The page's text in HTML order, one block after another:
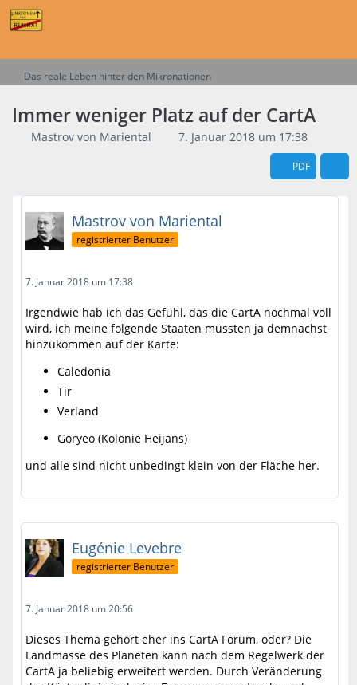
Das reale Leben hinter den Mikronationen
Immer weniger Platz auf der CartA
Mastrov von Mariental 7. Januar 2018 um 17:38
PDF
Mastrov von Mariental
registrierter Benutzer
7. Januar 2018 um 17:38
Irgendwie hab ich das Gefühl, das die CartA nochmal voll
wird, ich meine folgende Staaten müssten ja demnächst
hinzukommen auf der Karte:
Caledonia
Tir
Verland
Goryeo (Kolonie Heijans)
und alle sind nicht unbedingt klein von der Fläche her.
Eugénie Levebre
registrierter Benutzer
7. Januar 2018 um 20:56
Dieses Thema gehört eher ins CartA Forum, oder? Die
Landmasse des Planeten kann nach dem Regelwerk der
CartA ja beliebig erweitert werden. Durch Veränderung